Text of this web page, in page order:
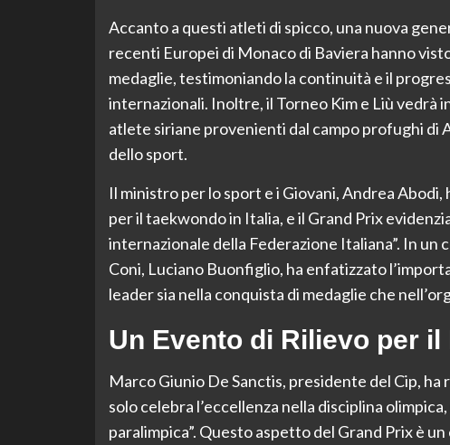
Accanto a questi atleti di spicco, una nuova
recenti Europei di Monaco di Baviera hanno
medaglie, testimoniando la continuità e il
internazionali. Inoltre, il Torneo Kim e Liù vedrà
atlete siriane provenienti dal campo profughi di
dello sport.
Il ministro per lo sport e i Giovani, Andrea
per il taekwondo in Italia, e il Grand Prix
internazionale della Federazione Italiana”. In
Coni, Luciano Buonfiglio, ha enfatizzato
leader sia nella conquista di medaglie che
Un Evento di Rilievo per
Marco Giunio De Sanctis, presidente del Cip,
solo celebra l’eccellenza nella disciplina
paralimpica”. Questo aspetto del Grand Prix è